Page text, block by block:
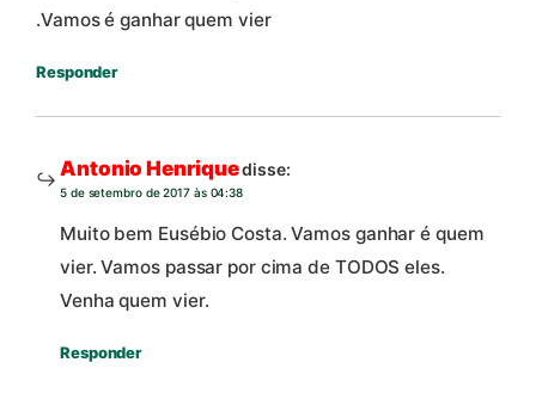
.Vamos é ganhar quem vier
Responder
Antonio Henriquedisse:
5 de setembro de 2017 às 04:38
Muito bem Eusébio Costa. Vamos ganhar é quem
vier. Vamos passar por cima de TODOS eles.
Venha quem vier.
Responder